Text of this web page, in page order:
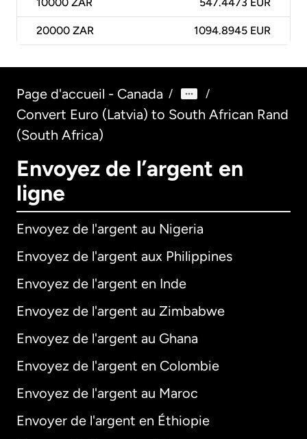
10000 ZAR 547.4473 EUR
20000 ZAR 1094.8945 EUR
Page d'accueil - Canada / /
Convert Euro (Latvia) to South African Rand
(South Africa)
Envoyez de l’argent en
ligne
Envoyez de l'argent au Nigeria
Envoyez de l'argent aux Philippines
Envoyez de l'argent en Inde
Envoyez de l'argent au Zimbabwe
Envoyez de l'argent au Ghana
Envoyez de l'argent en Colombie
Envoyez de l'argent au Maroc
Envoyer de l'argent en Éthiopie